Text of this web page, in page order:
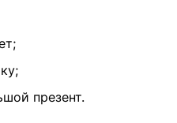
презент.